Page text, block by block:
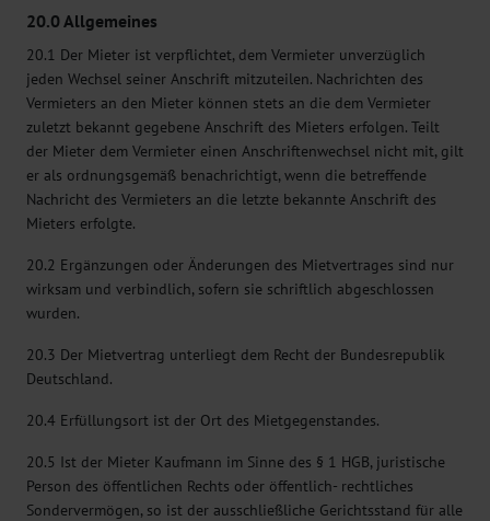
20.0 Allgemeines
20.1 Der Mieter ist verpflichtet, dem Vermieter unverzüglich
jeden Wechsel seiner Anschrift mitzuteilen. Nachrichten des
Vermieters an den Mieter können stets an die dem Vermieter
zuletzt bekannt gegebene Anschrift des Mieters erfolgen. Teilt
der Mieter dem Vermieter einen Anschriftenwechsel nicht mit, gilt
er als ordnungsgemäß benachrichtigt, wenn die betreffende
Nachricht des Vermieters an die letzte bekannte Anschrift des
Mieters erfolgte.
20.2 Ergänzungen oder Änderungen des Mietvertrages sind nur
wirksam und verbindlich, sofern sie schriftlich abgeschlossen
wurden.
20.3 Der Mietvertrag unterliegt dem Recht der Bundesrepublik
Deutschland.
20.4 Erfüllungsort ist der Ort des Mietgegenstandes.
20.5 Ist der Mieter Kaufmann im Sinne des § 1 HGB, juristische
Person des öffentlichen Rechts oder öffentlich- rechtliches
Sondervermögen, so ist der ausschließliche Gerichtsstand für alle